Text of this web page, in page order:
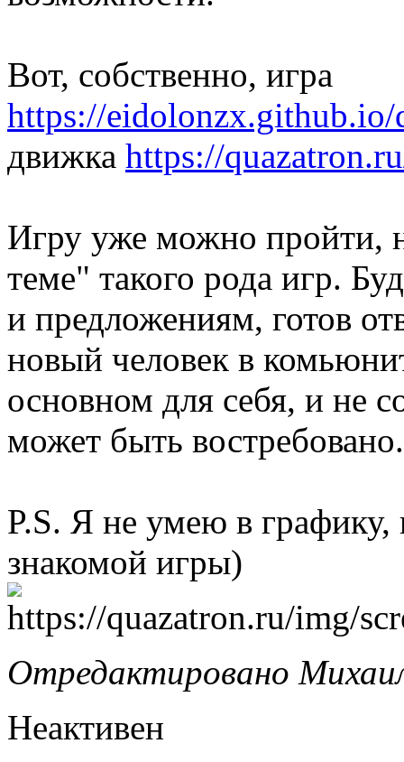
Вот, собственно, игра
https://eidolonzx.github.io/
движка https://
Игру уже можно пройти,
теме" такого рода игр.
и предложениям, готов
новый человек в
основном для себя, и не
может быть востребовано.
P.S. Я не умею в
знакомой игры)
Отредактировано
Неактивен